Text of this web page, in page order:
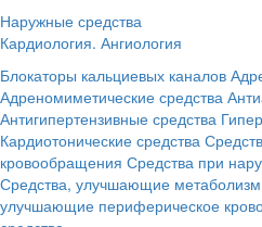
Наружные средства
Кардиология. Ангиология
Блокаторы кальциевых каналов
Адреномиметические средства
Антигипертензивные средства
Кардиотонические средства
кровообращения Средства при
Средства, улучшающие
улучшающие периферическое